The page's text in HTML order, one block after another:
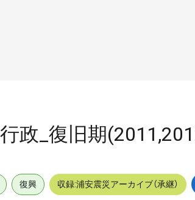
政_復旧期
復興 収録:浦安震災アーカイブ（承継）